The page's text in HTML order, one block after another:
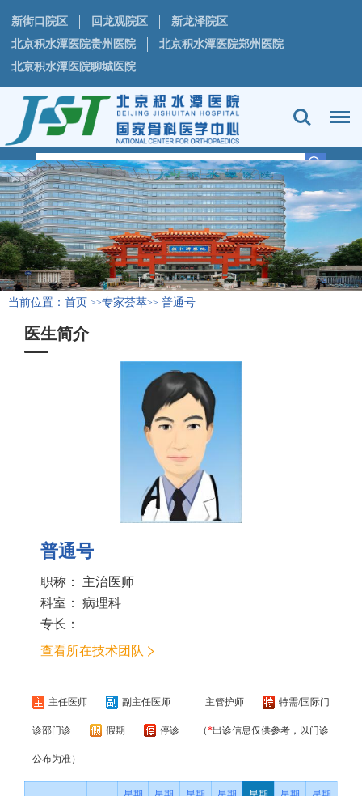
新街口院区 回龙观院区
新龙泽院区
北京积水潭医院贵州医院
北京积水潭医院郑州医院
北京积水潭医院聊城医院
当前位置： 首页 >>专家荟萃>> 普通号
医生简介
普通号
职称： 主治医师
科室： 病理科
专长：
查看所在技术团队
主任医师 副主任医师 主管护师 特需/国际门
诊部门诊 假期 停诊 （*出诊信息仅供参考，以门诊
公布为准）